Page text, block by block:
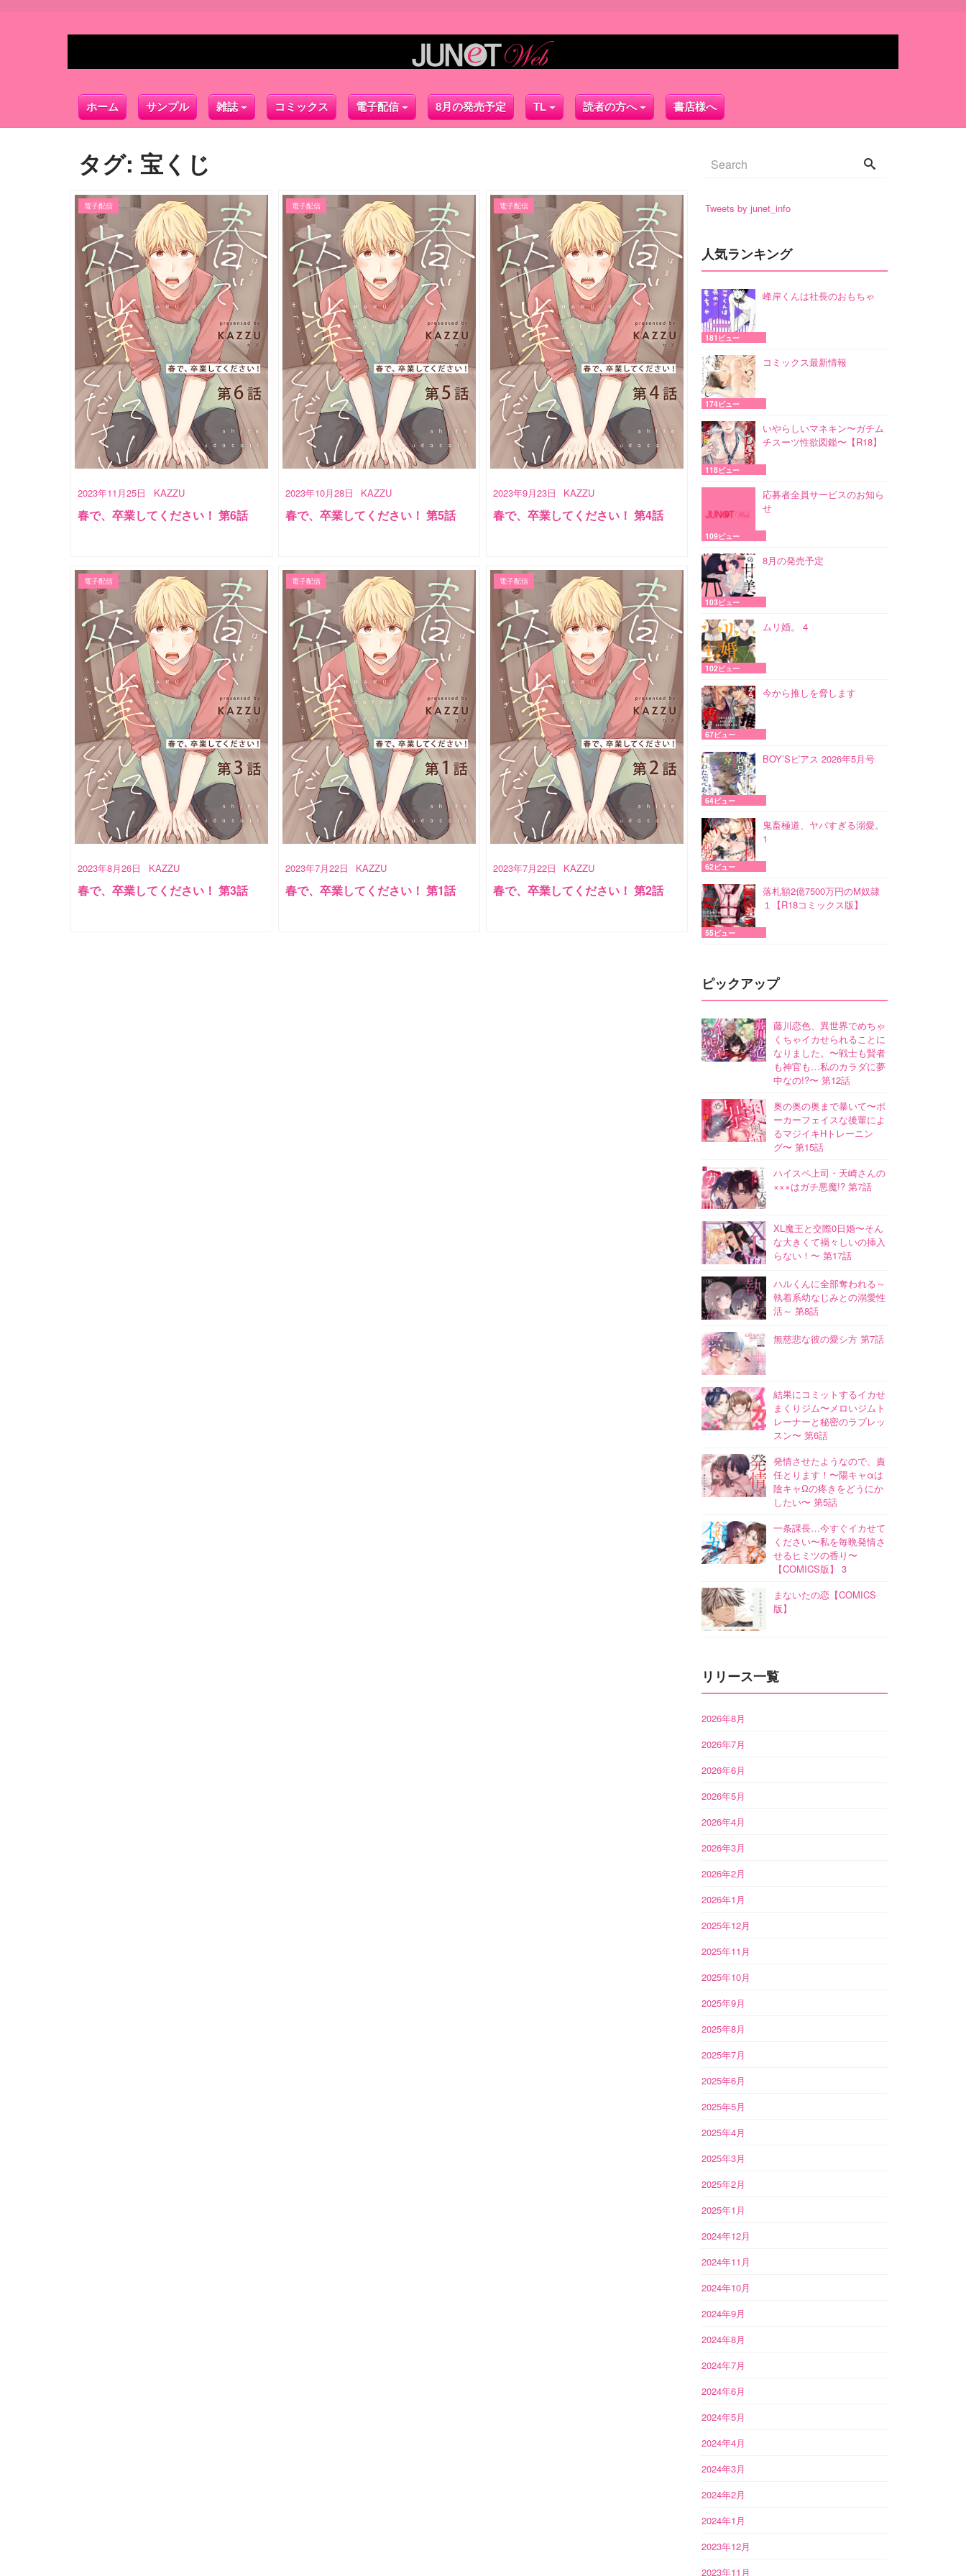
ホーム サンプル 雑誌 コミックス 電子配信 8月の発売予定 TL 読者の方へ 書店様へ
タグ: 宝くじ
2023年11月25日 KAZZU
電子配信
春で、卒業してください！ 第6話
2023年10月28日 KAZZU
電子配信
春で、卒業してください！ 第5話
2023年9月23日 KAZZU
電子配信
春で、卒業してください！ 第4話
2023年8月26日 KAZZU
電子配信
春で、卒業してください！ 第3話
2023年7月22日 KAZZU
電子配信
春で、卒業してください！ 第1話
2023年7月22日 KAZZU
電子配信
春で、卒業してください！ 第2話
Tweets by junet_info
人気ランキング
峰岸くんは社長のおもちゃ
181ビュー
コミックス最新情報
174ビュー
いやらしいマネキン〜ガチム
チスーツ性欲図鑑〜【R18】
118ビュー
応募者全員サービスのお知ら
せ
109ビュー
8月の発売予定
103ビュー
ムリ婚。 4
102ビュー
今から推しを脅します
67ビュー
BOY’Sピアス 2026年5月号
64ビュー
鬼畜極道、ヤバすぎる溺愛。
1
62ビュー
落札額2億7500万円のM奴隷
１【R18コミックス版】
55ビュー
ピックアップ
藤川恋色、異世界でめちゃ
くちゃイカせられることに
なりました。〜戦士も賢者
も神官も…私のカラダに夢
中なの!?〜 第12話
奥の奥の奥まで暴いて〜ポ
ーカーフェイスな後輩によ
るマジイキHトレーニン
グ〜 第15話
ハイスペ上司・天崎さんの
×××はガチ悪魔!? 第7話
XL魔王と交際0日婚〜そん
な大きくて禍々しいの挿入
らない！〜 第17話
ハルくんに全部奪われる～
執着系幼なじみとの溺愛性
活～ 第8話
無慈悲な彼の愛シ方 第7話
結果にコミットするイカせ
まくりジム〜メロいジムト
レーナーと秘密のラブレッ
スン〜 第6話
発情させたようなので、責
任とります！〜陽キャαは
陰キャΩの疼きをどうにか
したい〜 第5話
一条課長…今すぐイカせて
ください〜私を毎晩発情さ
せるヒミツの香り〜
【COMICS版】 3
まないたの恋【COMICS
版】
リリース一覧
2026年8月
2026年7月
2026年6月
2026年5月
2026年4月
2026年3月
2026年2月
2026年1月
2025年12月
2025年11月
2025年10月
2025年9月
2025年8月
2025年7月
2025年6月
2025年5月
2025年4月
2025年3月
2025年2月
2025年1月
2024年12月
2024年11月
2024年10月
2024年9月
2024年8月
2024年7月
2024年6月
2024年5月
2024年4月
2024年3月
2024年2月
2024年1月
2023年12月
2023年11月